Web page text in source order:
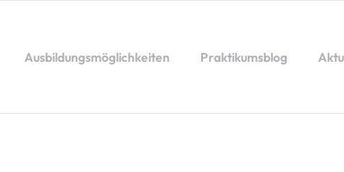
Ausbildungsmöglichkeiten Praktikumsblog